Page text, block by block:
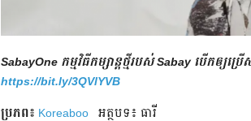
SabayOne កម្មវិធីកម្សាន្តថ្មីរបស់ Sabay បើកឲ្យ
https://bit.ly/3QVlYVB
ប្រភព៖ Koreaboo អត្ថបទ៖ ធារី